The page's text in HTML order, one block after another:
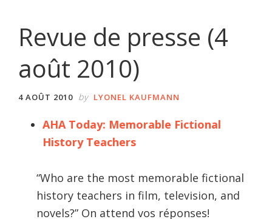
Revue de presse (4
août 2010)
4 AOÛT 2010 by LYONEL KAUFMANN
AHA Today: Memorable Fictional
History Teachers
“Who are the most memorable fictional
history teachers in film, television, and
novels?” On attend vos réponses!